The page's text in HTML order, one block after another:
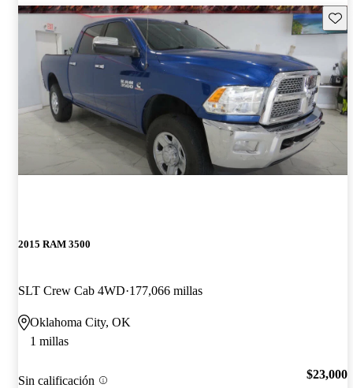
2015 RAM 3500
SLT Crew Cab 4WD 177,066 millas
Oklahoma City, OK
1 millas
Sin calificación $23,000